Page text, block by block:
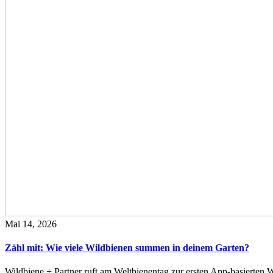
Mai 14, 2026
Zähl mit: Wie viele Wildbienen summen in deinem Garten?